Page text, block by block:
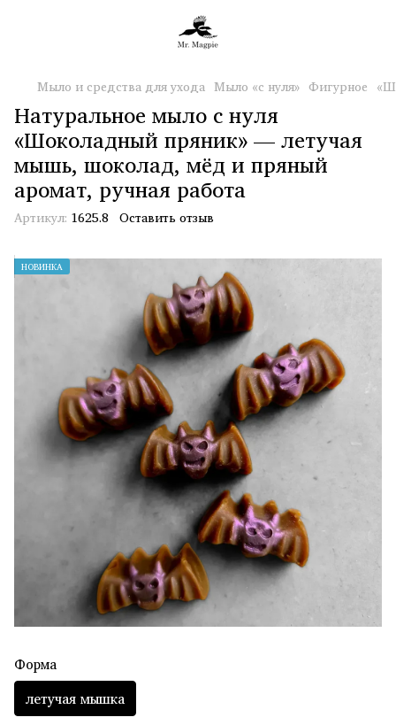
Мыло и средства для ухода Мыло «с нуля» Фигурное
Натуральное мыло с нуля
«Шоколадный пряник» — летучая
мышь, шоколад, мёд и пряный
аромат, ручная работа
Артикул: 1625.8 Оставить отзыв
НОВИНКА
Форма
летучая мышка